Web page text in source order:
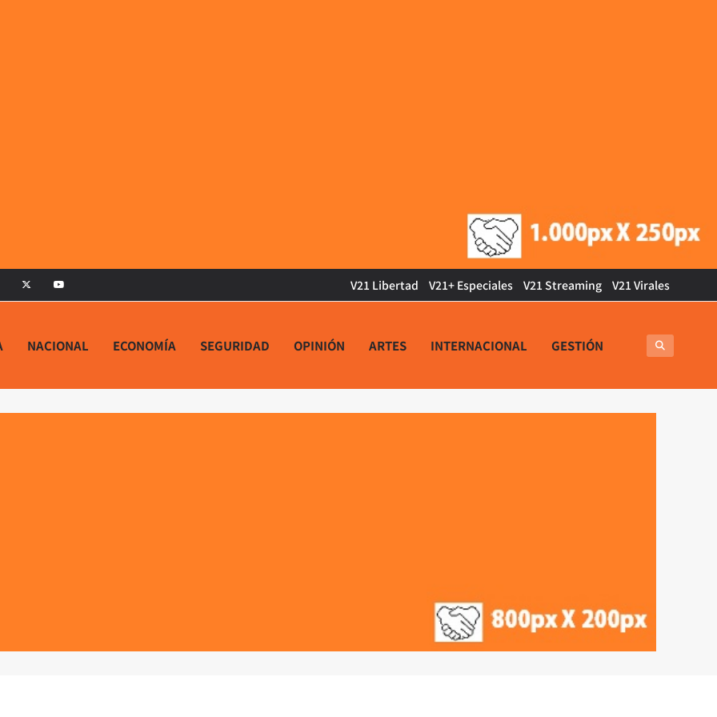
V21 Libertad V21+ Especiales V21 Streaming V21 Virales
NACIONAL ECONOMÍA SEGURIDAD OPINIÓN ARTES INTERNACIONAL GESTIÓN